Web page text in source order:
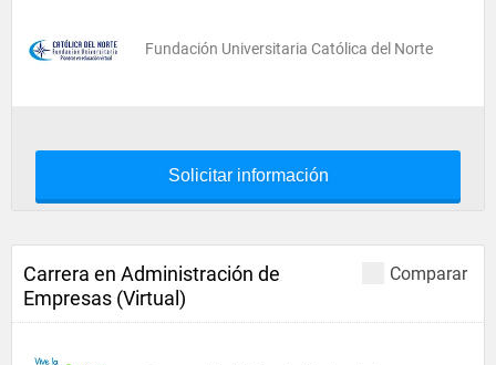
Fundación Universitaria Católica del Norte
Solicitar información
Comparar
Carrera en Administración de
Empresas (Virtual)